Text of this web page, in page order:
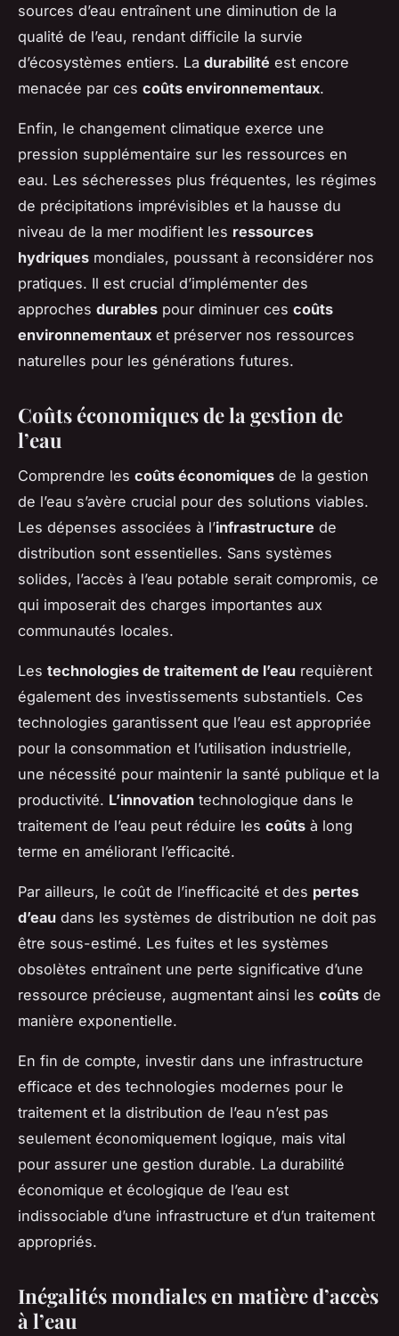
sources d’eau entraînent une diminution de la
qualité de l’eau, rendant difficile la survie
d’écosystèmes entiers. La durabilité est encore
menacée par ces coûts environnementaux.
Enfin, le changement climatique exerce une
pression supplémentaire sur les ressources en
eau. Les sécheresses plus fréquentes, les régimes
de précipitations imprévisibles et la hausse du
niveau de la mer modifient les ressources
hydriques mondiales, poussant à reconsidérer nos
pratiques. Il est crucial d’implémenter des
approches durables pour diminuer ces coûts
environnementaux et préserver nos ressources
naturelles pour les générations futures.
Coûts économiques de la gestion de
l’eau
Comprendre les coûts économiques de la gestion
de l’eau s’avère crucial pour des solutions viables.
Les dépenses associées à l’infrastructure de
distribution sont essentielles. Sans systèmes
solides, l’accès à l’eau potable serait compromis, ce
qui imposerait des charges importantes aux
communautés locales.
Les technologies de traitement de l’eau requièrent
également des investissements substantiels. Ces
technologies garantissent que l’eau est appropriée
pour la consommation et l’utilisation industrielle,
une nécessité pour maintenir la santé publique et la
productivité. L’innovation technologique dans le
traitement de l’eau peut réduire les coûts à long
terme en améliorant l’efficacité.
Par ailleurs, le coût de l’inefficacité et des pertes
d’eau dans les systèmes de distribution ne doit pas
être sous-estimé. Les fuites et les systèmes
obsolètes entraînent une perte significative d’une
ressource précieuse, augmentant ainsi les coûts de
manière exponentielle.
En fin de compte, investir dans une infrastructure
efficace et des technologies modernes pour le
traitement et la distribution de l’eau n’est pas
seulement économiquement logique, mais vital
pour assurer une gestion durable. La durabilité
économique et écologique de l’eau est
indissociable d’une infrastructure et d’un traitement
appropriés.
Inégalités mondiales en matière d’accès
à l’eau